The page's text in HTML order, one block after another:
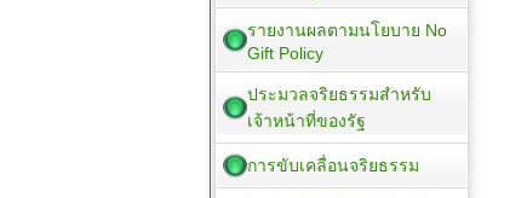
รายงานผลตามนโยบาย No
Gift Policy
ประมวลจริยธรรมสำหรับ
เจ้าหน้าที่ของรัฐ
การขับเคลื่อนจริยธรรม